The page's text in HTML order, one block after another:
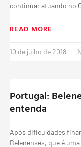
continuar atuando no
READ MORE
10 de julho de 2018
Portugal:
entenda
Após dificuldades
Belenenses, que é